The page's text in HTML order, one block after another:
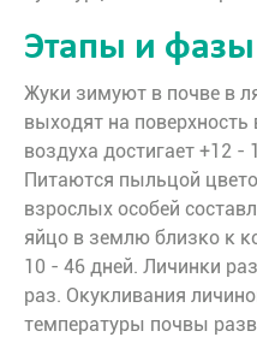
Этапы и фазы
Жуки зимуют в почве в
выходят на поверхность
воздуха достигает +12 -
Питаются пыльцой
взрослых особей
яйцо в землю близко к
10 - 46 дней. Личинки
раз. Окукливания
температуры почвы